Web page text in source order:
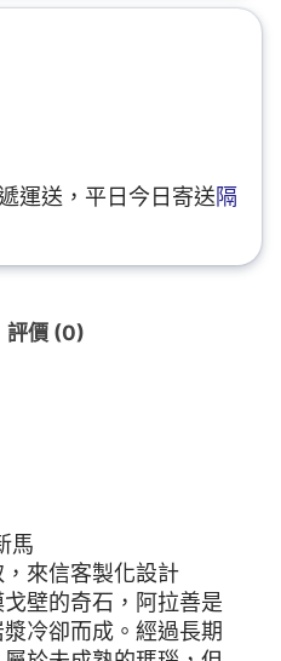
運送，平日今日寄送隔
評價 (0)
馬
來信客製化設計
壁的奇石，阿拉善是
冷卻而成。經過長期